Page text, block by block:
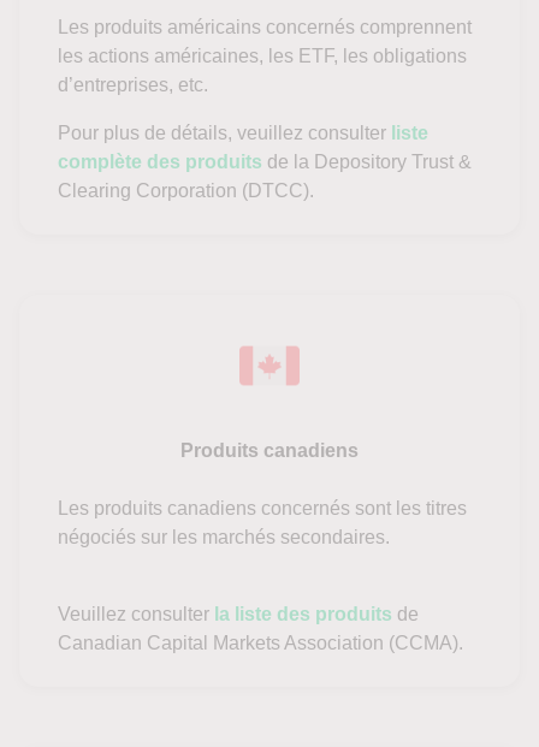
Les produits américains concernés comprennent
les actions américaines, les ETF, les obligations
d’entreprises, etc.
Pour plus de détails, veuillez consulter liste
complète des produits de la Depository Trust &
Clearing Corporation (DTCC).
Produits canadiens
Les produits canadiens concernés sont les titres
négociés sur les marchés secondaires.
Veuillez consulter la liste des produits de
Canadian Capital Markets Association (CCMA).